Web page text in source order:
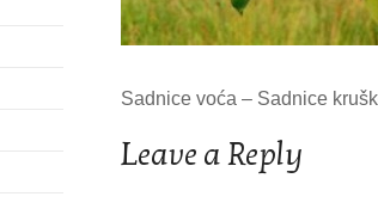
Sadnice voća – Sadnice
Leave a Reply